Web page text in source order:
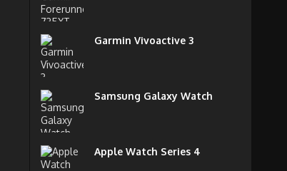
Garmin Vivoactive 3
Samsung Galaxy Watch
Apple Watch Series 4